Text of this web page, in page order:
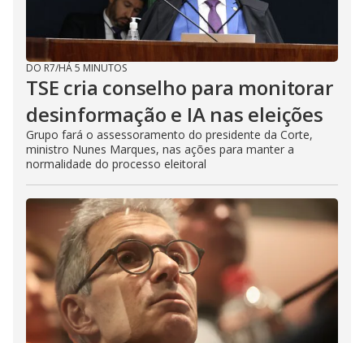
DO R7/HÁ 5 MINUTOS
TSE cria conselho para monitorar
desinformação e IA nas eleições
Grupo fará o assessoramento do presidente da Corte,
ministro Nunes Marques, nas ações para manter a
normalidade do processo eleitoral